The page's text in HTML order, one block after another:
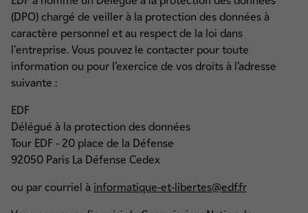
(DPO) chargé de veiller à la protection des données à
caractère personnel et au respect de la loi dans
l'entreprise. Vous pouvez le contacter pour toute
information ou pour l’exercice de vos droits à l’adresse
suivante :
EDF
Délégué à la protection des données
Tour EDF - 20 place de la Défense
92050 Paris La Défense Cedex
ou par courriel à informatique-et-libertes@edf.fr